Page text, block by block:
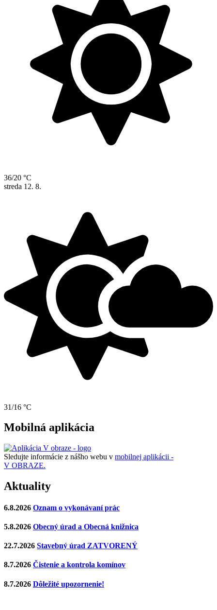
36/20 °C
streda 12. 8.
31/16 °C
Mobilná aplikácia
Sledujte informácie z nášho webu v mobilnej aplikácii -
V OBRAZE.
Aktuality
6.8.2026 Oznam o vykonávaní prác
5.8.2026 Obecný úrad a Obecná knižnica
22.7.2026 Stavebný úrad ZATVORENÝ
8.7.2026 Čistenie a kontrola komínov
8.7.2026 Dôležité upozornenie!